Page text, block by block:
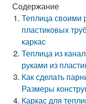
Содержание
Теплица своими
пластиковых
каркас
Теплица из
руками из
Как сделать
Размеры
Каркас для